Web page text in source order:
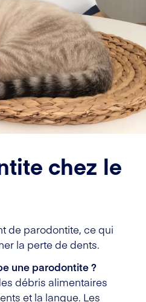
chez le
de parodontite, ce qui
la perte de dents.
une parodontite ?
débris alimentaires
et la langue. Les